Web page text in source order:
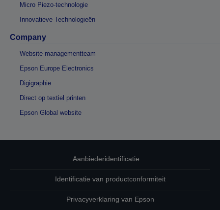
Micro Piezo-technologie
Innovatieve Technologieën
Company
Website managementteam
Epson Europe Electronics
Digigraphie
Direct op textiel printen
Epson Global website
Aanbiederidentificatie
Identificatie van productconformiteit
Privacyverklaring van Epson